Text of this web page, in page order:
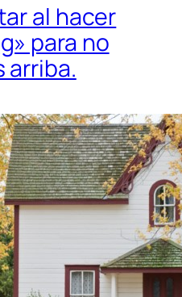
al hacer
para no
arriba.